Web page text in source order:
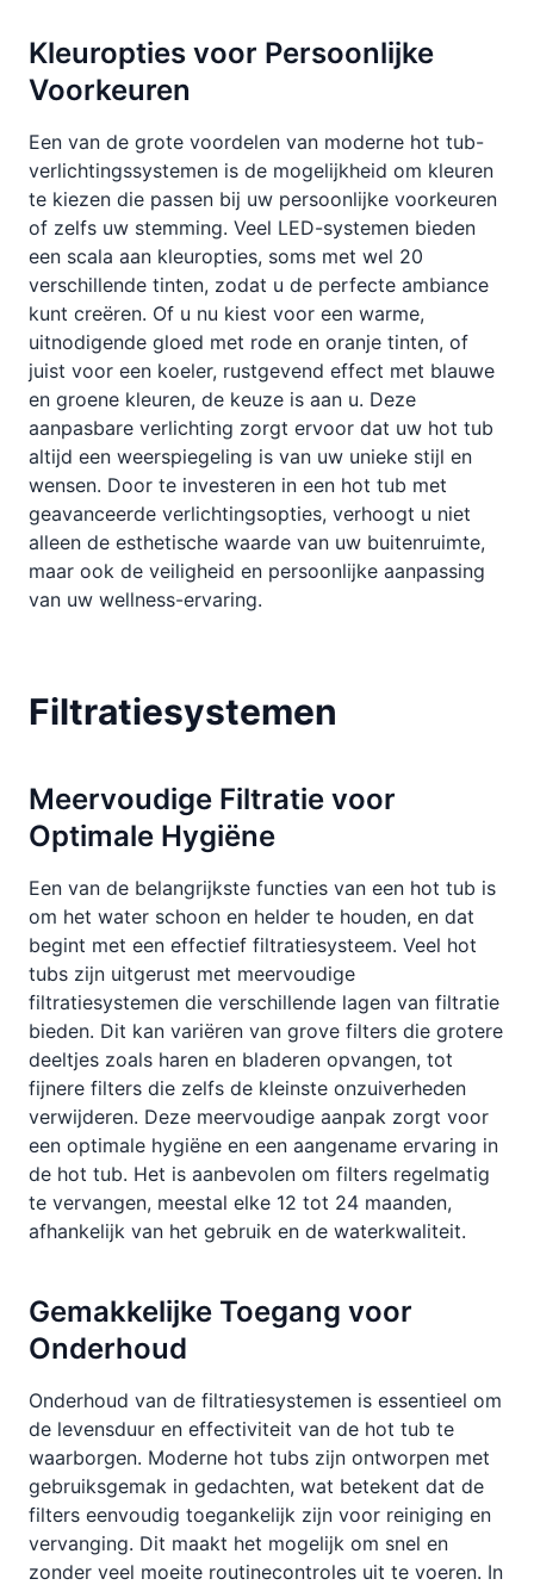
Kleuropties voor Persoonlijke
Voorkeuren
Een van de grote voordelen van moderne hot tub-
verlichtingssystemen is de mogelijkheid om kleuren
te kiezen die passen bij uw persoonlijke voorkeuren
of zelfs uw stemming. Veel LED-systemen bieden
een scala aan kleuropties, soms met wel 20
verschillende tinten, zodat u de perfecte ambiance
kunt creëren. Of u nu kiest voor een warme,
uitnodigende gloed met rode en oranje tinten, of
juist voor een koeler, rustgevend effect met blauwe
en groene kleuren, de keuze is aan u. Deze
aanpasbare verlichting zorgt ervoor dat uw hot tub
altijd een weerspiegeling is van uw unieke stijl en
wensen. Door te investeren in een hot tub met
geavanceerde verlichtingsopties, verhoogt u niet
alleen de esthetische waarde van uw buitenruimte,
maar ook de veiligheid en persoonlijke aanpassing
van uw wellness-ervaring.
Filtratiesystemen
Meervoudige Filtratie voor
Optimale Hygiëne
Een van de belangrijkste functies van een hot tub is
om het water schoon en helder te houden, en dat
begint met een effectief filtratiesysteem. Veel hot
tubs zijn uitgerust met meervoudige
filtratiesystemen die verschillende lagen van filtratie
bieden. Dit kan variëren van grove filters die grotere
deeltjes zoals haren en bladeren opvangen, tot
fijnere filters die zelfs de kleinste onzuiverheden
verwijderen. Deze meervoudige aanpak zorgt voor
een optimale hygiëne en een aangename ervaring in
de hot tub. Het is aanbevolen om filters regelmatig
te vervangen, meestal elke 12 tot 24 maanden,
afhankelijk van het gebruik en de waterkwaliteit.
Gemakkelijke Toegang voor
Onderhoud
Onderhoud van de filtratiesystemen is essentieel om
de levensduur en effectiviteit van de hot tub te
waarborgen. Moderne hot tubs zijn ontworpen met
gebruiksgemak in gedachten, wat betekent dat de
filters eenvoudig toegankelijk zijn voor reiniging en
vervanging. Dit maakt het mogelijk om snel en
zonder veel moeite routinecontroles uit te voeren. In